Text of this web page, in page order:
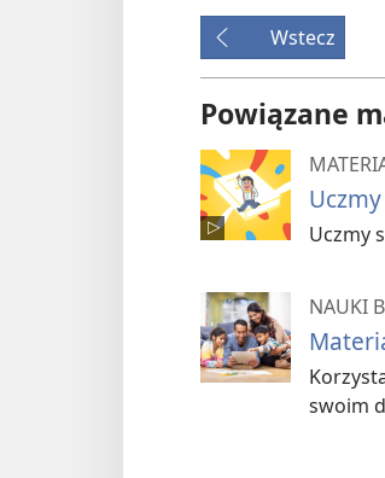
Wstecz
Powiązane
Uczmy
NAUKI
swoim